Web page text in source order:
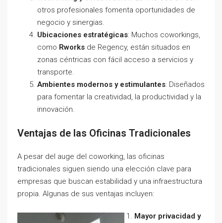
otros profesionales fomenta oportunidades de
negocio y sinergias.
Ubicaciones estratégicas: Muchos coworkings,
como Rworks de Regency, están situados en
zonas céntricas con fácil acceso a servicios y
transporte.
Ambientes modernos y estimulantes: Diseñados
para fomentar la creatividad, la productividad y la
innovación.
Ventajas de las Oficinas Tradicionales
A pesar del auge del coworking, las oficinas
tradicionales siguen siendo una elección clave para
empresas que buscan estabilidad y una infraestructura
propia. Algunas de sus ventajas incluyen:
Mayor privacidad y